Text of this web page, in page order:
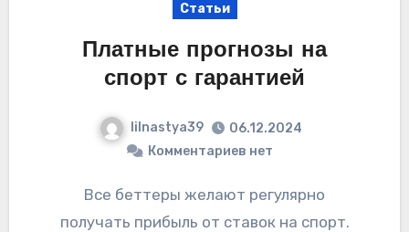
Статьи
Платные прогнозы на
спорт с гарантией
lilnastya39
06.12.2024
Комментариев нет
Все беттеры желают регулярно
получать прибыль от ставок на спорт.